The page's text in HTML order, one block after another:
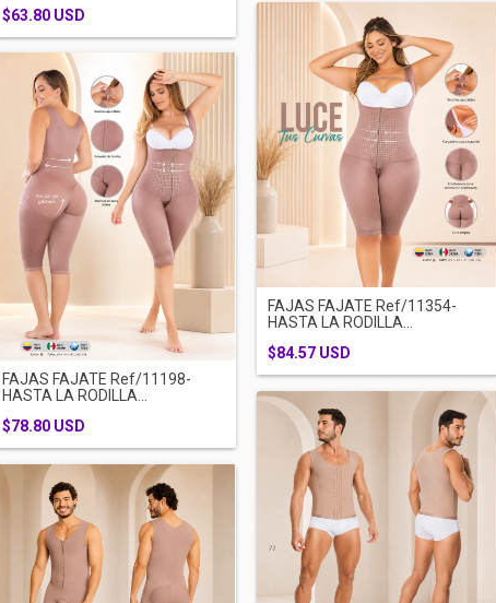
$63.80 USD
FAJAS FAJATE Ref/11198-
HASTA LA RODILLA...
$78.80 USD
FAJAS FAJATE Ref/11354-
HASTA LA RODILLA...
$84.57 USD